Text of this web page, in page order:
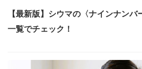
【最新版】シウマの〈ナインナンバ
一覧でチェック！